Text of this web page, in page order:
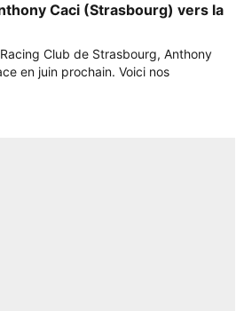
Caci (Strasbourg) vers la
Club de Strasbourg, Anthony
en juin prochain. Voici nos